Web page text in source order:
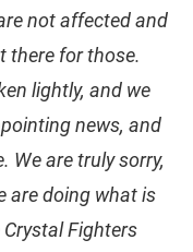
not affected and
there for those.
lightly, and we
news, and
We are truly sorry,
are doing what is
Fighters